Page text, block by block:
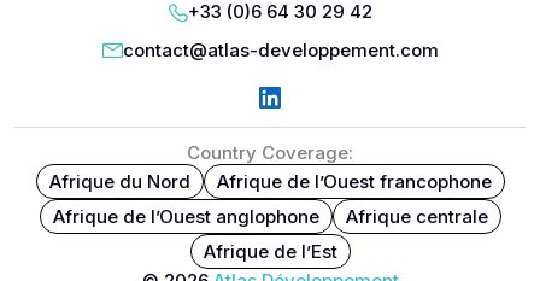
+33 (0)6 64 30 29 42
contact@atlas-developpement.com
Country Coverage:
Afrique du Nord
Afrique de l’Ouest francophone
Afrique de l’Ouest anglophone
Afrique centrale
Afrique de l’Est